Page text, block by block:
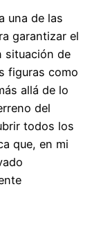
una de las
garantizar el
situación de
figuras como
allá de lo
del
todos los
que, en mi